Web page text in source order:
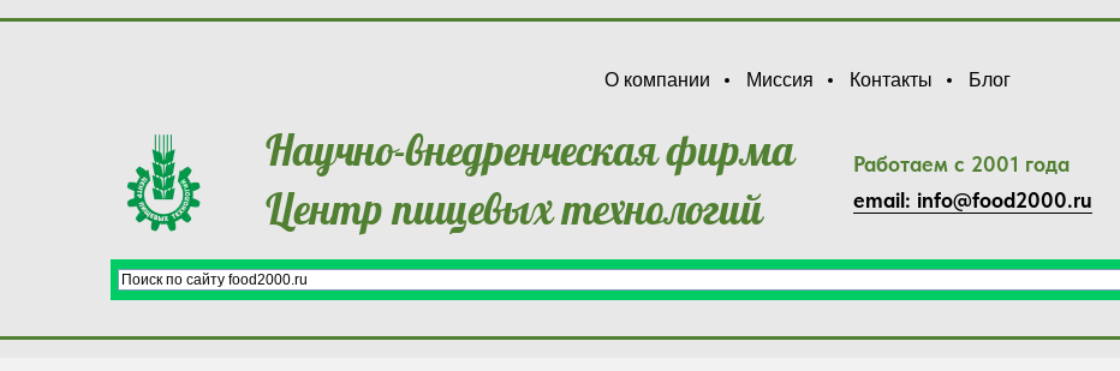
О компании Миссия Контакты Блог
Научно-внедренческая фирма
Центр пищевых технологий
Работаем с 2001 года
email: info@food2000.ru